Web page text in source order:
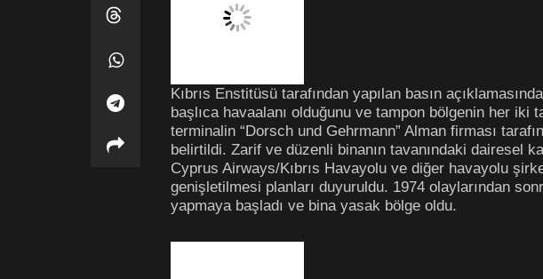
Kıbrıs Enstitüsü tarafından yapılan basın
başlıca havaalanı olduğunu ve tampon bölgenin her iki
terminalin “Dorsch und Gehrmann” Alman firması
belirtildi. Zarif ve düzenli binanın tavanındaki dairesel
Cyprus Airways/Kıbrıs Havayolu ve diğer havayolu
genişletilmesi planları duyuruldu. 1974 olaylarından
yapmaya başladı ve bina yasak bölge oldu.